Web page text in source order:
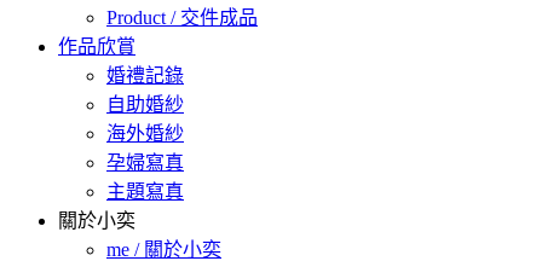
Product / 交件成品
作品欣賞
婚禮記錄
自助婚紗
海外婚紗
孕婦寫真
主題寫真
關於小奕
me / 關於小奕